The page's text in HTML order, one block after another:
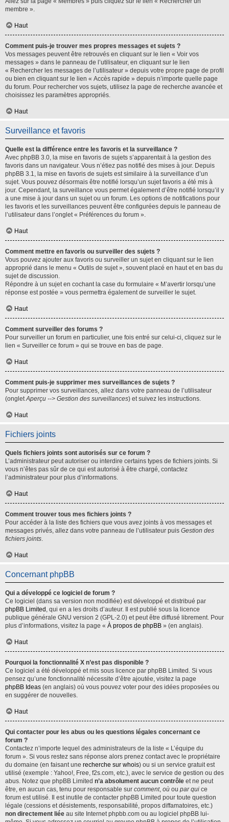
membre ».
Haut
Comment puis-je trouver mes propres messages et sujets ?
Vos messages peuvent être retrouvés en cliquant sur le lien « Voir vos
messages » dans le panneau de l’utilisateur, en cliquant sur le lien
« Rechercher les messages de l’utilisateur » depuis votre propre page de profil
ou bien en cliquant sur le lien « Accès rapide » depuis n’importe quelle page
du forum. Pour rechercher vos sujets, utilisez la page de recherche avancée et
choisissez les paramètres appropriés.
Haut
Surveillance et favoris
Quelle est la différence entre les favoris et la surveillance ?
Avec phpBB 3.0, la mise en favoris de sujets s’apparentait à la gestion des
favoris dans un navigateur. Vous n’étiez pas notifié des mises à jour. Depuis
phpBB 3.1, la mise en favoris de sujets est similaire à la surveillance d’un
sujet. Vous pouvez désormais être notifié lorsqu’un sujet favoris a été mis à
jour. Cependant, la surveillance vous permet également d’être notifié lorsqu’il y
a une mise à jour dans un sujet ou un forum. Les options de notifications pour
les favoris et les surveillances peuvent être configurées depuis le panneau de
l’utilisateur dans l’onglet « Préférences du forum ».
Haut
Comment mettre en favoris ou surveiller des sujets ?
Vous pouvez ajouter aux favoris ou surveiller un sujet en cliquant sur le lien
approprié dans le menu « Outils de sujet », souvent placé en haut et en bas du
sujet de discussion.
Répondre à un sujet en cochant la case du formulaire « M’avertir lorsqu’une
réponse est postée » vous permettra également de surveiller le sujet.
Haut
Comment surveiller des forums ?
Pour surveiller un forum en particulier, une fois entré sur celui-ci, cliquez sur le
lien « Surveiller ce forum » qui se trouve en bas de page.
Haut
Comment puis-je supprimer mes surveillances de sujets ?
Pour supprimer vos surveillances, allez dans votre panneau de l’utilisateur
(ongletAperçu --> Gestion des surveillances) et suivez les instructions.
Haut
Fichiers joints
Quels fichiers joints sont autorisés sur ce forum ?
L’administrateur peut autoriser ou interdire certains types de fichiers joints. Si
vous n’êtes pas sûr de ce qui est autorisé à être chargé, contactez
l’administrateur pour plus d’informations.
Haut
Comment trouver tous mes fichiers joints ?
Pour accéder à la liste des fichiers que vous avez joints à vos messages et
messages privés, allez dans votre panneau de l’utilisateur puis Gestion des
fichiers joints.
Haut
Concernant phpBB
Qui a développé ce logiciel de forum ?
Ce logiciel (dans sa version non modifiée) est développé et distribué par
phpBB Limited , qui en a les droits d’auteur. Il est publié sous la licence
publique générale GNU version 2 (GPL-2.0) et peut être diffusé librement. Pour
plus d’informations, visitez la page « À propos de phpBB » (en anglais).
Haut
Pourquoi la fonctionnalité X n’est pas disponible ?
Ce logiciel a été développé et mis sous licence par phpBB Limited. Si vous
pensez qu’une fonctionnalité nécessite d’être ajoutée, visitez la page
phpBB Ideas (en anglais) où vous pouvez voter pour des idées proposées ou
en suggérer de nouvelles.
Haut
Qui contacter pour les abus ou les questions légales concernant ce
forum ?
Contactez n’importe lequel des administrateurs de la liste « L’équipe du
forum ». Si vous restez sans réponse alors prenez contact avec le propriétaire
du domaine (en faisant une recherche sur whois) ou si un service gratuit est
utilisé (exemple : Yahoo!, Free, f2s.com, etc.), avec le service de gestion ou des
abus. Notez que phpBB Limited n’a absolument aucun contrôle et ne peut
être, en aucun cas, tenu pour responsable sur comment, où ou par qui ce
forum est utilisé. Il est inutile de contacter phpBB Limited pour toute question
légale (cessions et désistements, responsabilité, propos diffamatoires, etc.)
non directement liée au site Internet phpbb.com ou au logiciel phpBB lui-